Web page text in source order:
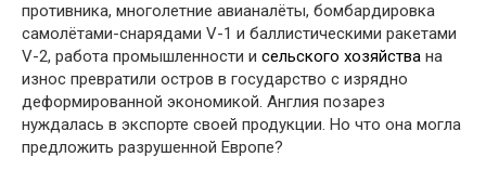
противника, многолетние авианалёты, бомбардировка
самолётами-снарядами V-1 и баллистическими ракетами
V-2, работа промышленности и сельского хозяйства на
износ превратили остров в государство с изрядно
деформированной экономикой. Англия позарез
нуждалась в экспорте своей продукции. Но что она могла
предложить разрушенной Европе?